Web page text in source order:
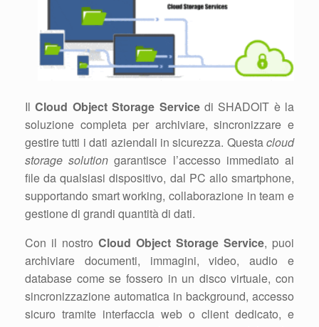
IlCloud Object Storage Servicedi SHADOIT è la
soluzione completa per archiviare, sincronizzare e
gestire tutti i dati aziendali in sicurezza. Questacloud
storage solution garantisce l’accesso immediato ai
file da qualsiasi dispositivo, dal PC allo smartphone,
supportando smart working, collaborazione in team e
gestione di grandi quantità di dati.
Con il nostro Cloud Object Storage Service, puoi
archiviare documenti, immagini, video, audio e
database come se fossero in un disco virtuale, con
sincronizzazione automatica in background, accesso
sicuro tramite interfaccia web o client dedicato, e